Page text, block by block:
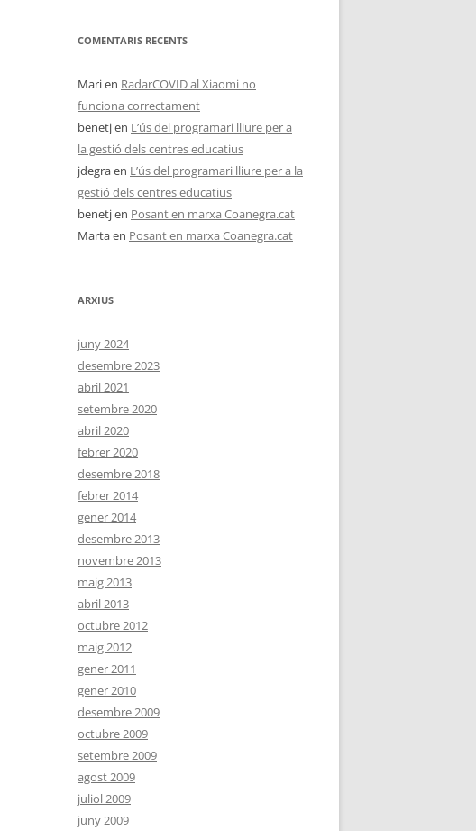
COMENTARIS RECENTS
Marien RadarCOVID al Xiaomi no
funciona correctament
benetjen L’ús del programari lliure per a
la gestió dels centres educatius
jdegraen L’ús del programari lliure per a la
gestió dels centres educatius
benetjen Posant en marxa Coanegra.cat
Martaen Posant en marxa Coanegra.cat
ARXIUS
juny 2024
desembre 2023
abril 2021
setembre 2020
abril 2020
febrer 2020
desembre 2018
febrer 2014
gener 2014
desembre 2013
novembre 2013
maig 2013
abril 2013
octubre 2012
maig 2012
gener 2011
gener 2010
desembre 2009
octubre 2009
setembre 2009
agost 2009
juliol 2009
juny 2009